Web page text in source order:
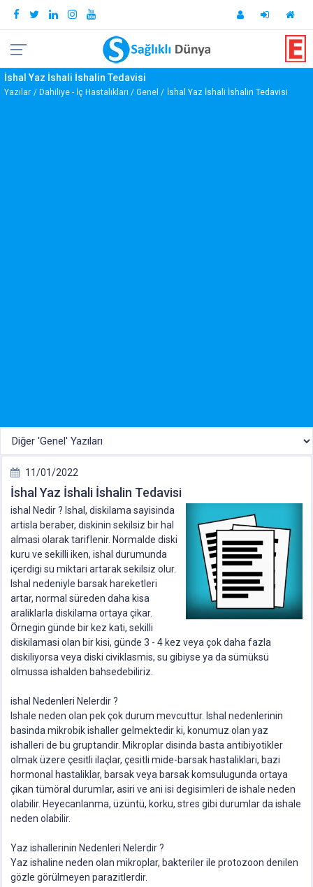
İshal Yaz İshali İshalin Tedavisi
Yazılar Dahiliye - İç Hastalıkları Genel İshal Yaz İshali İshalin Tedavisi
11/01/2022
İshal Yaz İshali İshalin Tedavisi
ishal Nedir ? Ishal, diskilama sayisinda
artisla beraber, diskinin sekilsiz bir hal
almasi olarak tariflenir. Normalde diski
kuru ve sekilli iken, ishal durumunda
içerdigi su miktari artarak sekilsiz olur.
Ishal nedeniyle barsak hareketleri
artar, normal süreden daha kisa
araliklarla diskilama ortaya çikar.
Örnegin günde bir kez kati, sekilli
diskilamasi olan bir kisi, günde 3 - 4 kez veya çok daha fazla
diskiliyorsa veya diski civiklasmis, su gibiyse ya da sümüksü
olmussa ishalden bahsedebiliriz.
ishal Nedenleri Nelerdir ?
Ishale neden olan pek çok durum mevcuttur. Ishal nedenlerinin
basinda mikrobik ishaller gelmektedir ki, konumuz olan yaz
ishalleri de bu gruptandir. Mikroplar disinda basta antibiyotikler
olmak üzere çesitli ilaçlar, çesitli mide-barsak hastaliklari, bazi
hormonal hastaliklar, barsak veya barsak komsulugunda ortaya
çikan tümöral durumlar, asiri ve ani isi degisimleri de ishale neden
olabilir. Heyecanlanma, üzüntü, korku, stres gibi durumlar da ishale
neden olabilir.
Yaz ishallerinin Nedenleri Nelerdir ?
Yaz ishaline neden olan mikroplar, bakteriler ile protozoon denilen
gözle görülmeyen parazitlerdir.